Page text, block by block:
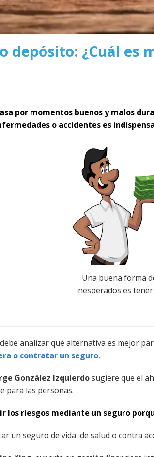
depósito: ¿Cuál es
por momentos buenos y malos
o accidentes es
Una buena forma
inesperados es
analizar qué alternativa es mejor
o contratar un seguro.
González Izquierdosugiere que el
para las personas.
los riesgos mediante un seguro
un seguro de vida, de salud o contra